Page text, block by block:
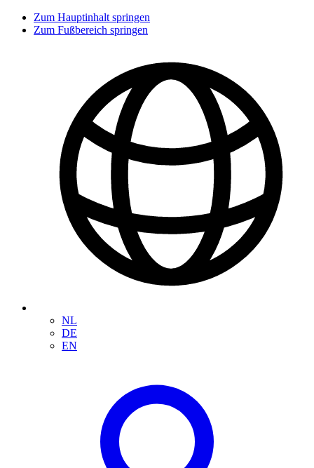
Zum Hauptinhalt springen
Zum Fußbereich springen
NL
DE
EN